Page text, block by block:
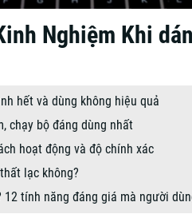
Nghiệm Khi
hết và dùng không hiệu quả
chạy bộ đáng dùng nhất
hoạt động và độ chính xác
lạc không?
tính năng đáng giá mà người